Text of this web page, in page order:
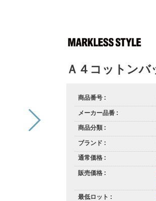
Ａ４コットンバ
商品番号
メーカー品番
商品分類
ブランド
通常価格
販売価格
最低ロット